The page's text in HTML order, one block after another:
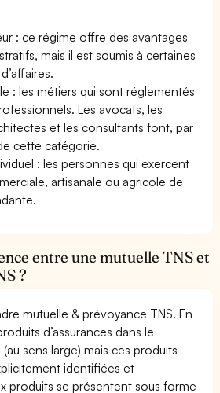
: ce régime offre des avantages
mais il est soumis à certaines
: les métiers qui sont réglementés
Les avocats, les
et les consultants font, par
cette catégorie.
: les personnes qui exercent
artisanale ou agricole de
entre une mutuelle TNS et
?
mutuelle & prévoyance TNS. En
d’assurances dans le
sens large) mais ces produits
identifiées et
produits se présentent sous forme